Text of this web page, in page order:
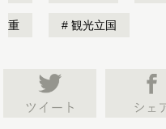
重 観光立国